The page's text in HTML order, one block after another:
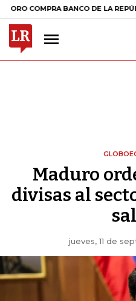
BANCO DE LA REPÚBLICA $
Maduro
divisas al
jueves, 11 de